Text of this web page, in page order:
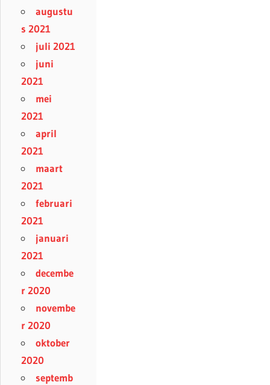
augustu
s 2021
juli 2021
juni
2021
mei
2021
april
2021
maart
2021
februari
2021
januari
2021
decembe
r 2020
novembe
r 2020
oktober
2020
septemb